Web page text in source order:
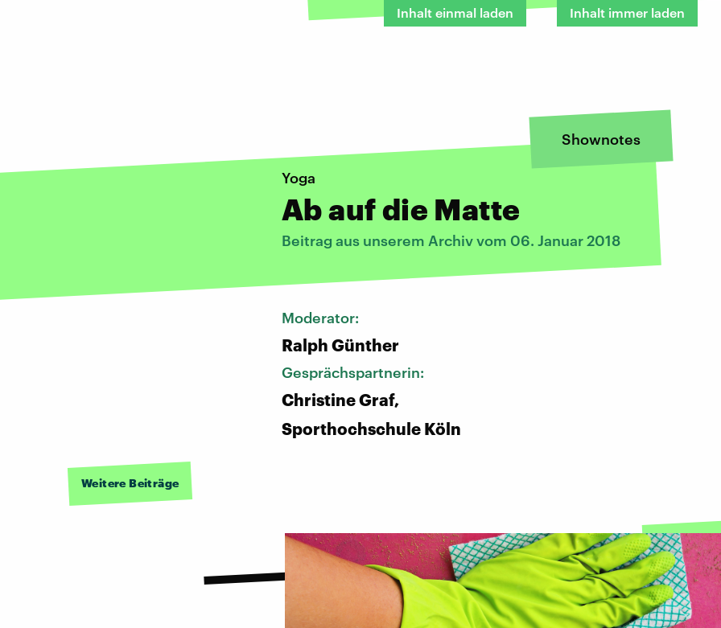
Inhalt einmal laden Inhalt immer laden
Shownotes
Yoga
Ab auf die Matte
Beitrag aus unserem Archiv vom 06. Januar 2018
Moderator:
Ralph Günther
Gesprächspartnerin:
Christine Graf,
Sporthochschule Köln
Weitere Beiträge